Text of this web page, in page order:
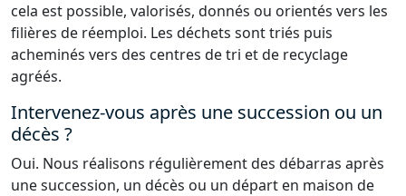
cela est possible, valorisés, donnés ou orientés vers les
filières de réemploi. Les déchets sont triés puis
acheminés vers des centres de tri et de recyclage
agréés.
Intervenez-vous après une succession ou un
décès ?
Oui. Nous réalisons régulièrement des débarras après
une succession, un décès ou un départ en maison de